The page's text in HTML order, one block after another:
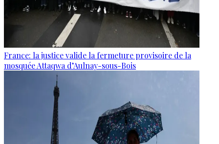
France: la justice valide la fermeture provisoire de la
mosquée Attaqwa d’Aulnay-sous-Bois